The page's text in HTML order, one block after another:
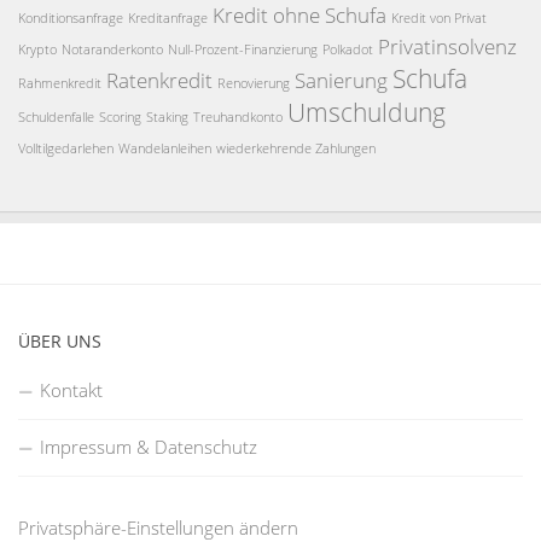
Konditionsanfrage Kreditanfrage Kredit ohne Schufa Kredit von Privat
Krypto Notaranderkonto Null-Prozent-Finanzierung Polkadot Privatinsolvenz
Rahmenkredit Ratenkredit Renovierung Sanierung Schufa
Schuldenfalle Scoring Staking Treuhandkonto Umschuldung
Volltilgedarlehen Wandelanleihen wiederkehrende Zahlungen
ÜBER UNS
Kontakt
Impressum & Datenschutz
Privatsphäre-Einstellungen ändern